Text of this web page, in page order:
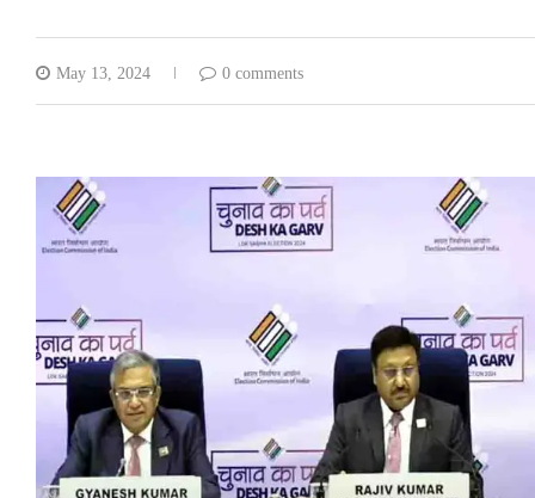
May 13, 2024 0 comments